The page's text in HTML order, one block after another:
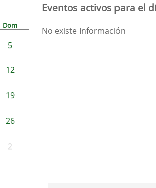
Dom
5
12
19
26
2
Eventos activos para el
No existe Información